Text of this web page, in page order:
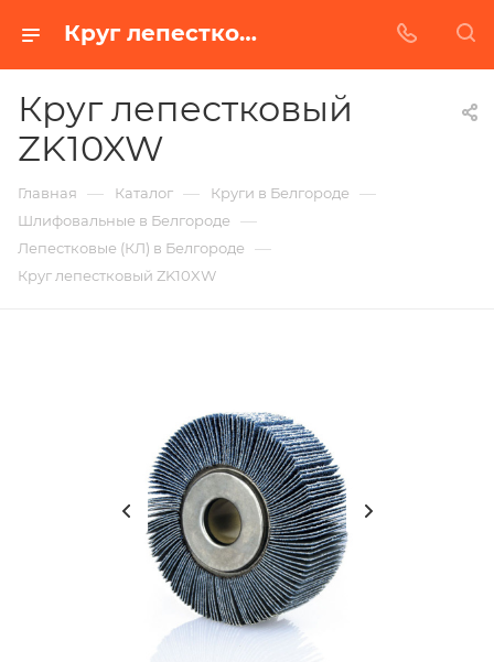
Круг лепестковый ZK10XW в Белгороде | Купить по недорогой цене от Абразивного Завода
Круг лепестковый
ZK10XW
Главная — Каталог — Круги в Белгороде —
Шлифовальные в Белгороде —
Лепестковые (КЛ) в Белгороде —
Круг лепестковый ZK10XW